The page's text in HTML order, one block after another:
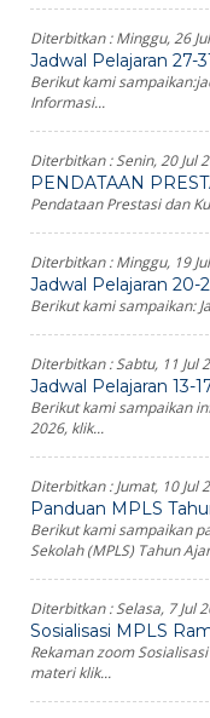
Diterbitkan :Minggu, 26
Jadwal Pelajaran 27-
Berikut kami
Informasi...
Diterbitkan :Senin, 20 Jul
PENDATAAN
Pendataan Prestasi dan
Diterbitkan :Minggu, 19
Jadwal Pelajaran 20-
Berikut kami sampaikan:
Diterbitkan :Sabtu, 11 Jul
Jadwal Pelajaran 13-
Berikut kami sampaikan
2026, klik...
Diterbitkan :Jumat, 10 Jul
Panduan MPLS
Berikut kami sampaikan
Sekolah (MPLS) Tahun
Diterbitkan :Selasa, 7 Jul
Sosialisasi MPLS
Rekaman zoom
materi klik...